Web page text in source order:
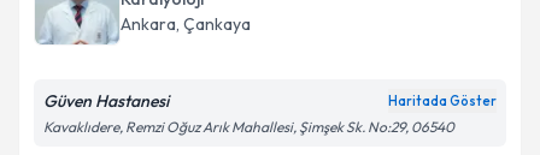
için bir takvim hazırlandığında e-posta ile
bilgilendireceğiz.
Ankara, Çankaya
Güven Hastanesi Haritada Göster
Kavaklıdere, Remzi Oğuz Arık Mahallesi, Şimşek Sk. No:29, 06540